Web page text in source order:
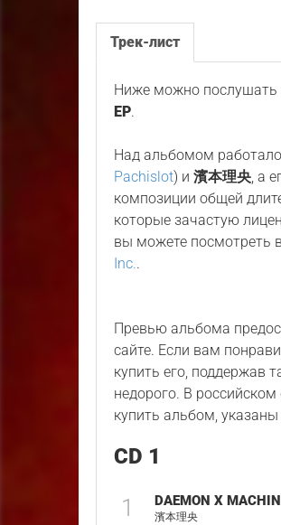
Трек-лист
Ниже можно послушать
EP.
Над альбомом
Pachislot) и濱本理央, а
композиции общей
которые зачастую
вы можете посмотреть
Inc..
Превью альбома
сайте. Если вам
купить его, поддержав
недорого. В
купить альбом,
CD 1
1 DAEMON X
濱本理央